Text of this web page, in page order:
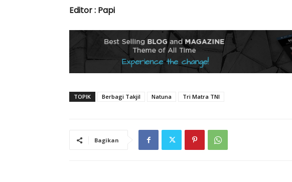
Editor : Papi
TOPIK Berbagi Takjil Natuna Tri Matra TNI
Bagikan